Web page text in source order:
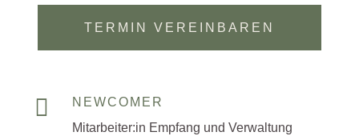
TERMIN VEREINBAREN

NEWCOMER
Mitarbeiter:in Empfang und Verwaltung